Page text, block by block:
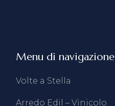
Menu di navigazione
Volte a Stella
Arredo Edil – Vinicolo